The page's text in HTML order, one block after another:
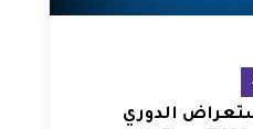
الدوري